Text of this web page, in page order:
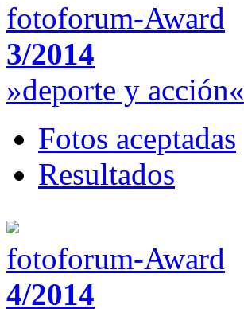
fotoforum-Award
3/2014
»deporte y acción«
Fotos aceptadas
Resultados
fotoforum-Award
4/2014